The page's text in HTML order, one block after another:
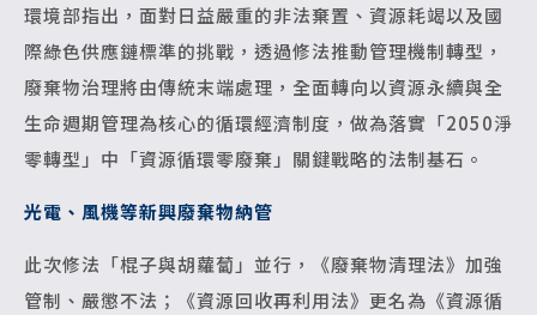
環境部指出，面對日益嚴重的非法棄置、資源耗竭以及國
際綠色供應鏈標準的挑戰，透過修法推動管理機制轉型，
廢棄物治理將由傳統末端處理，全面轉向以資源永續與全
生命週期管理為核心的循環經濟制度，做為落實「2050淨
零轉型」中「資源循環零廢棄」關鍵戰略的法制基石。
光電、風機等新興廢棄物納管
此次修法「棍子與胡蘿蔔」並行，《廢棄物清理法》加強
管制、嚴懲不法；《資源回收再利用法》更名為《資源循